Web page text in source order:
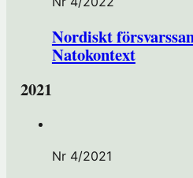
Nordiskt
Natokontext
2021
Nr 4/2021